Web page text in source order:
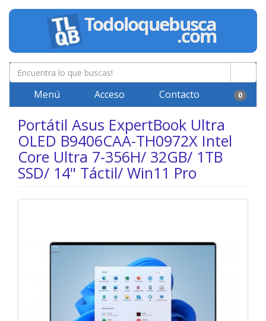
Menú Acceso Contacto 0
Portátil Asus ExpertBook Ultra
OLED B9406CAA-TH0972X Intel
Core Ultra 7-356H/ 32GB/ 1TB
SSD/ 14" Táctil/ Win11 Pro